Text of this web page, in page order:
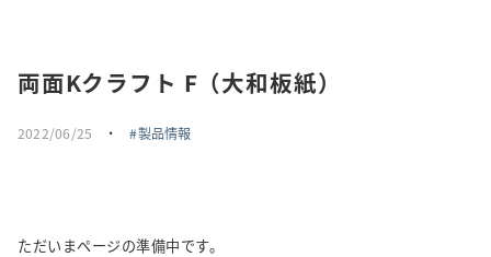
両面Kクラフト F（大和板紙）
2022/06/25 ・ 製品情報
ただいまページの準備中です。